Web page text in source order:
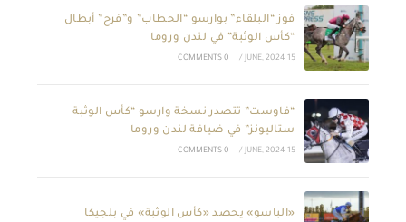
فوز “البلقاء” بوارسو “الحطاب” و”فرح” أبطال
“كأس الوثبة” في لندن وروما
15 JUNE, 2024
/
0 COMMENTS
“فاوست” تتصدر نسخة وارسو “كأس الوثبة
ستاليونز” في ضيافة لندن وروما
15 JUNE, 2024
/
0 COMMENTS
«الباسو» يحصد «كأس الوثبة» في بلجيكا